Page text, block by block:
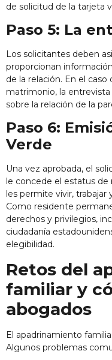
de solicitud de la tarjeta
Paso 5: La
Los solicitantes deben
proporcionan
de la relación. En el
matrimonio, la
sobre la relación de la
Paso 6:
Verde
Una vez aprobada, el
le concede el estatus
les permite vivir, trabajar
Como residente
derechos y privilegios,
ciudadanía
elegibilidad.
Retos del
familiar y
abogados
El apadrinamiento
Algunos problemas